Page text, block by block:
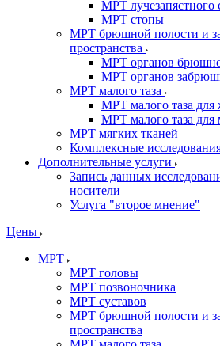
МРТ лучезапястного
МРТ стопы
МРТ брюшной полости и
пространства
МРТ органов
МРТ органов
МРТ малого таза
МРТ малого таза
МРТ малого таза
МРТ мягких тканей
Комплексные
Дополнительные услуги
Запись данных
носители
Услуга "второе мнение"
Цены
МРТ
МРТ головы
МРТ позвоночника
МРТ суставов
МРТ брюшной полости и
пространства